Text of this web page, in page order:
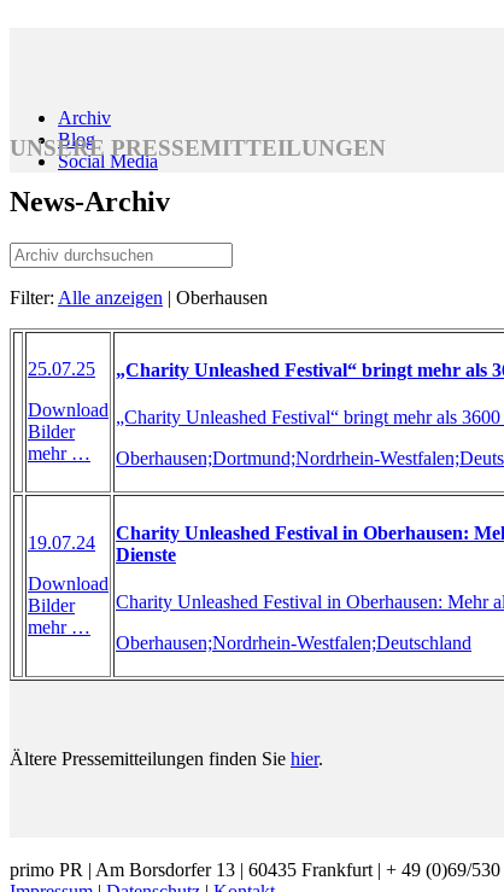
Archiv
Blog
Social Media
UNSERE PRESSEMITTEILUNGEN
News-Archiv
Filter: Alle anzeigen | Oberhausen
25.07.25
Download
Bilder
mehr …
„Charity Unleashed Festival“ bringt mehr als
„Charity Unleashed Festival“ bringt mehr als
Oberhausen;Dortmund;Nordrhein-Westfalen;
19.07.24
Download
Bilder
mehr …
Charity Unleashed Festival in Oberhausen:
Dienste
Charity Unleashed Festival in Oberhausen: Mehr
Oberhausen;Nordrhein-Westfalen;Deutschland
Ältere Pressemitteilungen finden Sie hier.
primo PR | Am Borsdorfer 13 | 60435 Frankfurt | + 49 (0)69/530